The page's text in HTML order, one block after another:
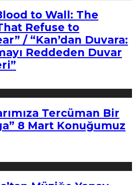
to Wall: The
Refuse to
/ “Kan’dan Duvara:
Reddeden Duvar
Tercüman Bir
8 Mart Konuğumuz